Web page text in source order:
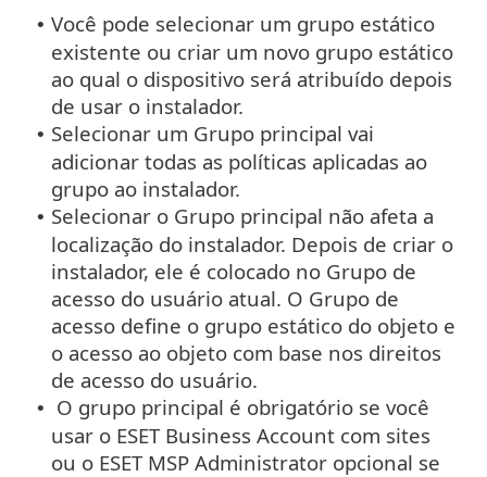
• Você pode selecionar um grupo estático
existente ou criar um novo grupo estático
ao qual o dispositivo será atribuído depois
de usar o instalador.
• Selecionar um Grupo principal vai
adicionar todas as políticas aplicadas ao
grupo ao instalador.
• Selecionar o Grupo principal não afeta a
localização do instalador. Depois de criar o
instalador, ele é colocado no Grupo de
acesso do usuário atual. O Grupo de
acesso define o grupo estático do objeto e
o acesso ao objeto com base nos direitos
de acesso do usuário.
•
O grupo principal é obrigatório se você
usar o ESET Business Account com sites
ou o ESET MSP Administrator opcional se